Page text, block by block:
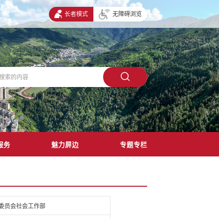
长者模式 无障碍浏览
务 魅力屏边 专题专栏
员会社会工作部